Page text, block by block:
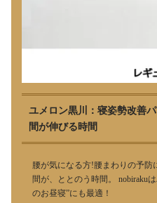
ユメロン黒川：寝姿勢改善
間が伸びる時間
腰が気になる方!腰まわりの予防
間が、ととのう時間。 nobiraku
のお昼寝”にも最適！